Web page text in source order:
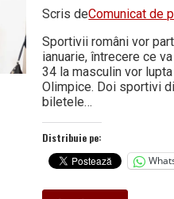
sportul
mondial:
s-
a
decis
soarta
Jocurilor
Olimpice
Scris deComunicat de
Sportivii români vor
ianuarie, întrecere ce
34 la masculin vor
Olimpice. Doi sportivi
biletele…
Distribuie pe: